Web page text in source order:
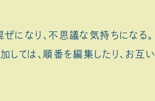
になり、不思議な気持ちになる。
しては、順番を編集したり、お互い